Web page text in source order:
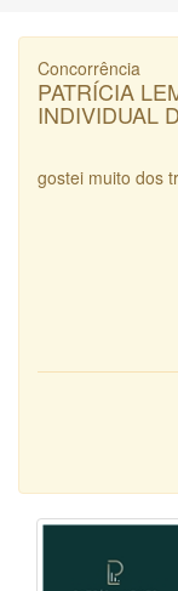
Concorrência
PATRÍCIA
INDIVIDUAL
gostei muito dos